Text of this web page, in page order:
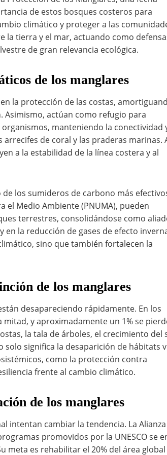
de estos bosques costeros para
climático y proteger a las
la tierra y el mar, actuando como
de gran relevancia ecológica.
de los manglares
la protección de las costas,
actúan como refugio para
manteniendo la conectividad
de coral y las praderas marinas.
a la estabilidad de la línea costera y al
los sumideros de carbono más
el Medio Ambiente (PNUMA), pueden
terrestres, consolidándose como
la reducción de gases de efecto
sino que también fortalecen la
de los manglares
desapareciendo rápidamente. En los
y aproximadamente un 1% se
la tala de árboles, el crecimiento del
significa la desaparición de hábitats
como la protección contra
frente al cambio climático.
de los manglares
intentan cambiar la tendencia. La Alianza
promovidos por la UNESCO se
meta es rehabilitar el 20% del área